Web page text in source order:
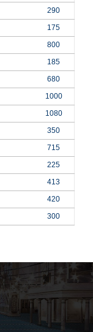
290
175
800
185
680
1000
1080
350
715
225
413
420
300